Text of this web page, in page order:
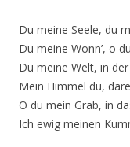
Du meine Seele, du
Du meine Wonn’, o
Du meine Welt, in
Mein Himmel du,
O du mein Grab, in
Ich ewig meinen